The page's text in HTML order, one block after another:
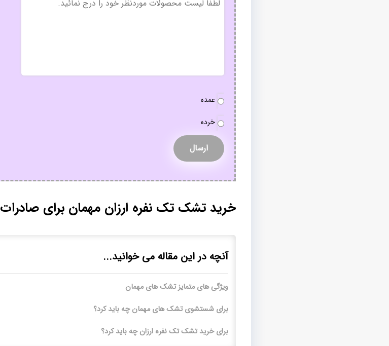
عنوان
نوع
عمده
خرده
خرید تشک تک نفره ارزان مهمان برای صادرات
آنچه در این مقاله می خوانید...
ویژگی های متمایز تشک های مهمان
برای شستشوی تشک های مهمان چه باید کرد؟
برای خرید تشک تک نفره ارزان چه باید کرد؟